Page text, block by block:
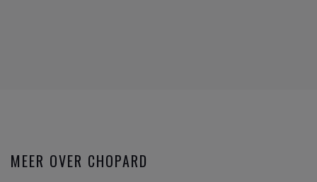
MEER OVER CHOPARD